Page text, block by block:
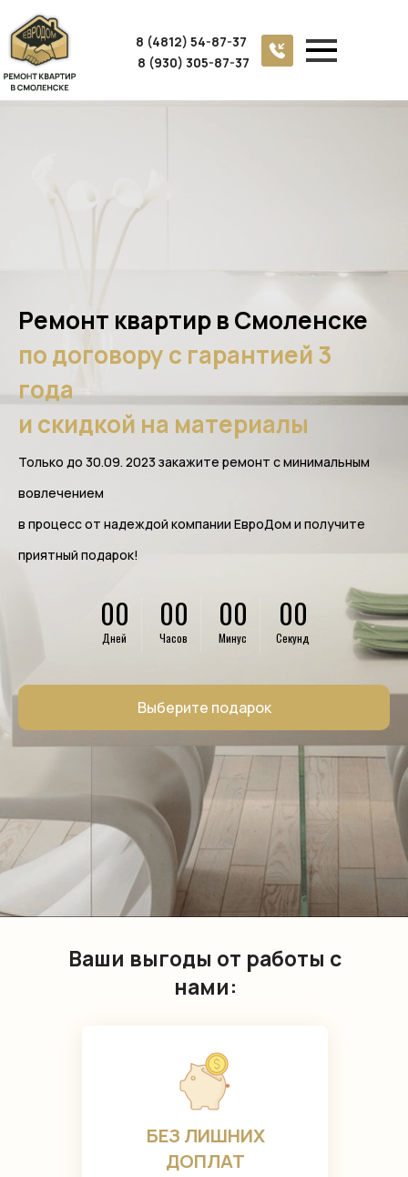
8 (4812) 54-87-37
8 (930) 305-87-37
Ремонт квартир в Смоленске
по договору с гарантией 3
года
и скидкой на материалы
Только до 30.09. 2023 закажите ремонт с минимальным
вовлечением
в процесс от надеждой компании ЕвроДом и получите
приятный подарок!
00
Дней
00
Часов
00
Минус
00
Секунд
Выберите подарок
Ваши выгоды от работы с
нами:
БЕЗ ЛИШНИХ
ДОПЛАТ